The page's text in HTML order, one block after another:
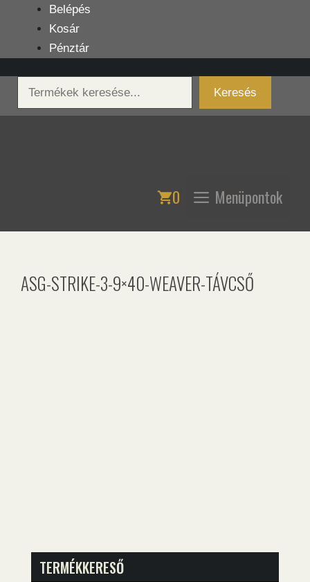
tartalomba
Belépés
Kosár
Pénztár
Keresés
Keresés
0 Menüpontok
ASG-STRIKE-3-9×40-WEAVER-TÁVCSŐ
TERMÉKKERESŐ